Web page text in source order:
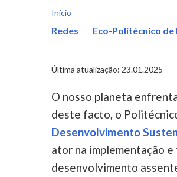
Redes Eco-Politécnico de
Início
Última atualização: 23.01.2025
O nosso planeta
deste facto, o
Desenvolvimento
ator na implementação
desenvolvimento